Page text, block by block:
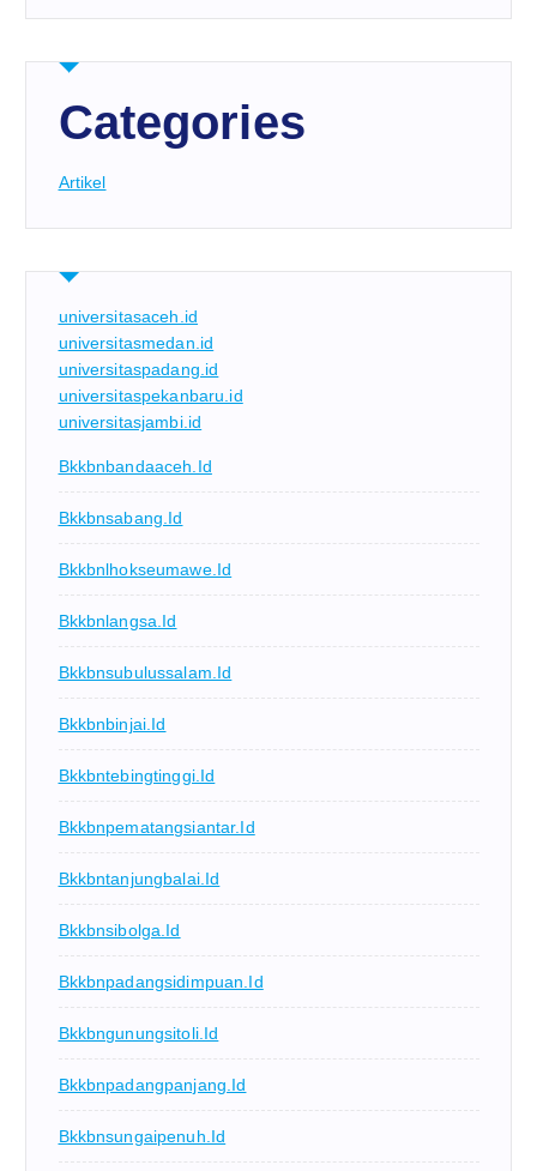
Categories
Artikel
universitasaceh.id
universitasmedan.id
universitaspadang.id
universitaspekanbaru.id
universitasjambi.id
Bkkbnbandaaceh.id
Bkkbnsabang.id
Bkkbnlhokseumawe.id
Bkkbnlangsa.id
Bkkbnsubulussalam.id
Bkkbnbinjai.id
Bkkbntebingtinggi.id
Bkkbnpematangsiantar.id
Bkkbntanjungbalai.id
Bkkbnsibolga.id
Bkkbnpadangsidimpuan.id
Bkkbngunungsitoli.id
Bkkbnpadangpanjang.id
Bkkbnsungaipenuh.id